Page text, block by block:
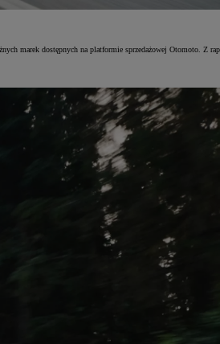
marek dostępnych na platformie sprzedażowej Otomoto. Z